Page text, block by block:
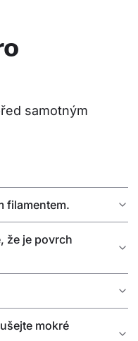
samotným
filamentem.
že je povrch
mokré